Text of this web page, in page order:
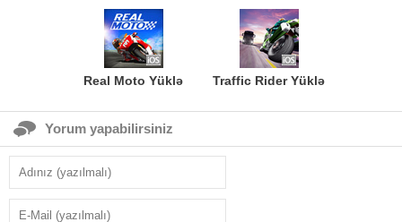
Real Moto Yüklə Traffic Rider Yüklə
Yorum yapabilirsiniz